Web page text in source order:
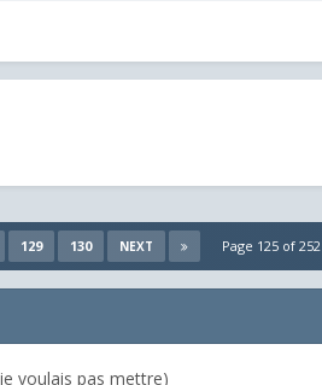
129 130 NEXT Page 125 of 252
voulais pas mettre)